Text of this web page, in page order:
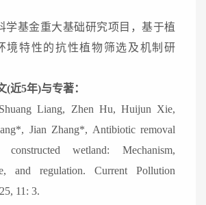
学基金重大基础研究项目，基于植
境特性的抗性植物筛选及机制研
近5年)与专著：
Liang, Zhen Hu, Huijun Xie,
Jian Zhang*, Antibiotic removal
wetland: Mechanism,
and regulation. Current Pollution
11: 3.